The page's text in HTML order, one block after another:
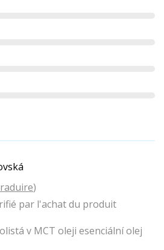
)
par l'achat du produit
v MCT oleji esenciální olej